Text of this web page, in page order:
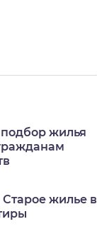
жилья
жилье в